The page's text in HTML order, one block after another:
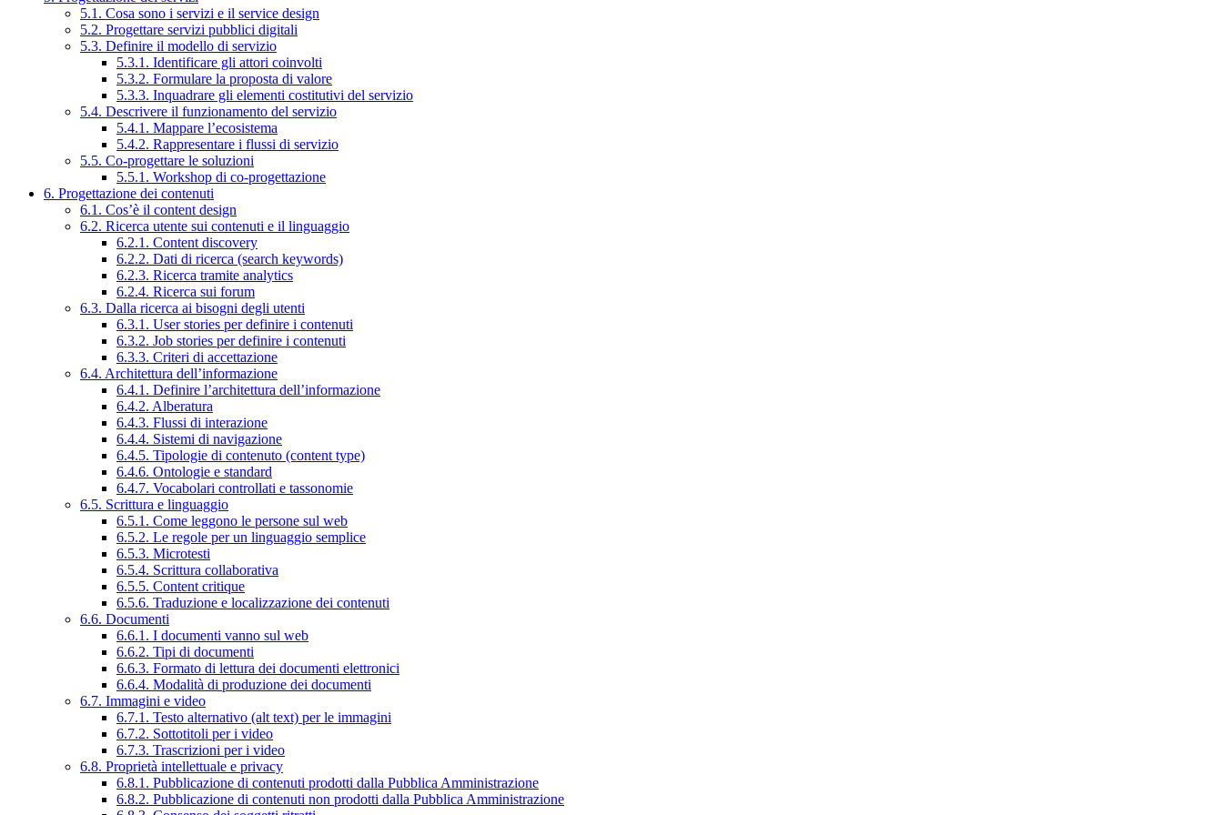
5.1. Cosa sono i servizi e il service design
5.2. Progettare servizi pubblici digitali
5.3. Definire il modello di servizio
5.3.1. Identificare gli attori coinvolti
5.3.2. Formulare la proposta di valore
5.3.3. Inquadrare gli elementi costitutivi del servizio
5.4. Descrivere il funzionamento del servizio
5.4.1. Mappare l’ecosistema
5.4.2. Rappresentare i flussi di servizio
5.5. Co-progettare le soluzioni
5.5.1. Workshop di co-progettazione
6. Progettazione dei contenuti
6.1. Cos’è il content design
6.2. Ricerca utente sui contenuti e il linguaggio
6.2.1. Content discovery
6.2.2. Dati di ricerca (search keywords)
6.2.3. Ricerca tramite analytics
6.2.4. Ricerca sui forum
6.3. Dalla ricerca ai bisogni degli utenti
6.3.1. User stories per definire i contenuti
6.3.2. Job stories per definire i contenuti
6.3.3. Criteri di accettazione
6.4. Architettura dell’informazione
6.4.1. Definire l’architettura dell’informazione
6.4.2. Alberatura
6.4.3. Flussi di interazione
6.4.4. Sistemi di navigazione
6.4.5. Tipologie di contenuto (content type)
6.4.6. Ontologie e standard
6.4.7. Vocabolari controllati e tassonomie
6.5. Scrittura e linguaggio
6.5.1. Come leggono le persone sul web
6.5.2. Le regole per un linguaggio semplice
6.5.3. Microtesti
6.5.4. Scrittura collaborativa
6.5.5. Content critique
6.5.6. Traduzione e localizzazione dei contenuti
6.6. Documenti
6.6.1. I documenti vanno sul web
6.6.2. Tipi di documenti
6.6.3. Formato di lettura dei documenti elettronici
6.6.4. Modalità di produzione dei documenti
6.7. Immagini e video
6.7.1. Testo alternativo (alt text) per le immagini
6.7.2. Sottotitoli per i video
6.7.3. Trascrizioni per i video
6.8. Proprietà intellettuale e privacy
6.8.1. Pubblicazione di contenuti prodotti dalla Pubblica Amministrazione
6.8.2. Pubblicazione di contenuti non prodotti dalla Pubblica Amministrazione